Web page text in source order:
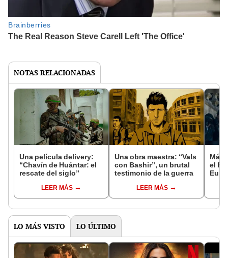
NOTAS RELACIONADAS
Una película delivery:
“Chavín de Huántar: el
rescate del siglo”
LEER MÁS
Una obra maestra: “Vals
con Bashir”, un brutal
testimonio de la guerra
LEER MÁS
Más
el
LO MÁS VISTO LO ÚLTIMO